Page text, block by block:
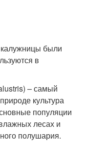
были
в
– самый
культура
популяции
лесах и
полушария.